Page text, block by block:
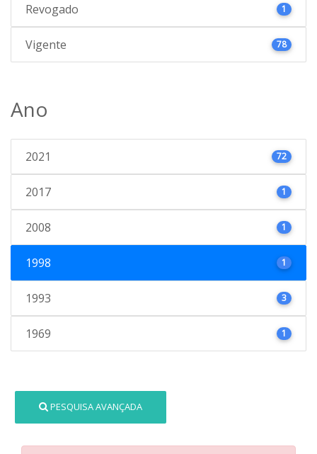
Revogado 1
Vigente 78
Ano
2021 72
2017 1
2008 1
1998 1
1993 3
1969 1
PESQUISA AVANÇADA